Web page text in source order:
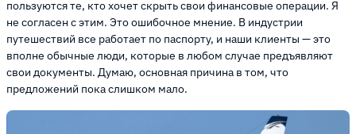
пользуются те, кто хочет скрыть свои финансовые операции. Я
не согласен с этим. Это ошибочное мнение. В индустрии
путешествий все работает по паспорту, и наши клиенты — это
вполне обычные люди, которые в любом случае предъявляют
свои документы. Думаю, основная причина в том, что
предложений пока слишком мало.